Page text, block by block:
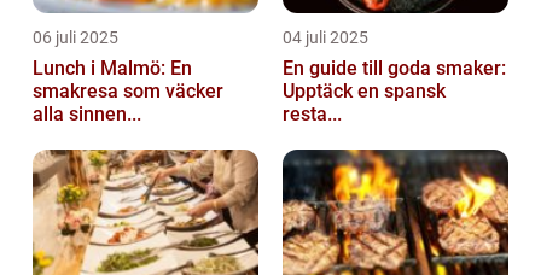
06 juli 2025
Lunch i Malmö: En
smakresa som väcker
alla sinnen...
04 juli 2025
En guide till goda smaker:
Upptäck en spansk
resta...